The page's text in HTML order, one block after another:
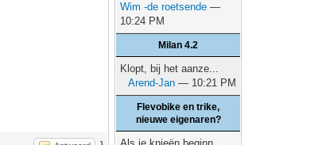
Wim -de roetsende —
10:24 PM
Milan 4.2
Klopt, bij het aanze...
Arend-Jan — 10:21 PM
Flevobike en trike,
nieuwe eigenaren?